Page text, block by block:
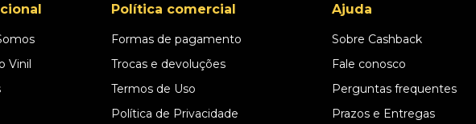
Vinil
Política comercial
Formas de pagamento
Trocas e devoluções
Termos de Uso
Política de Privacidade
Ajuda
Sobre Cashback
Fale conosco
Perguntas frequentes
Prazos e Entregas